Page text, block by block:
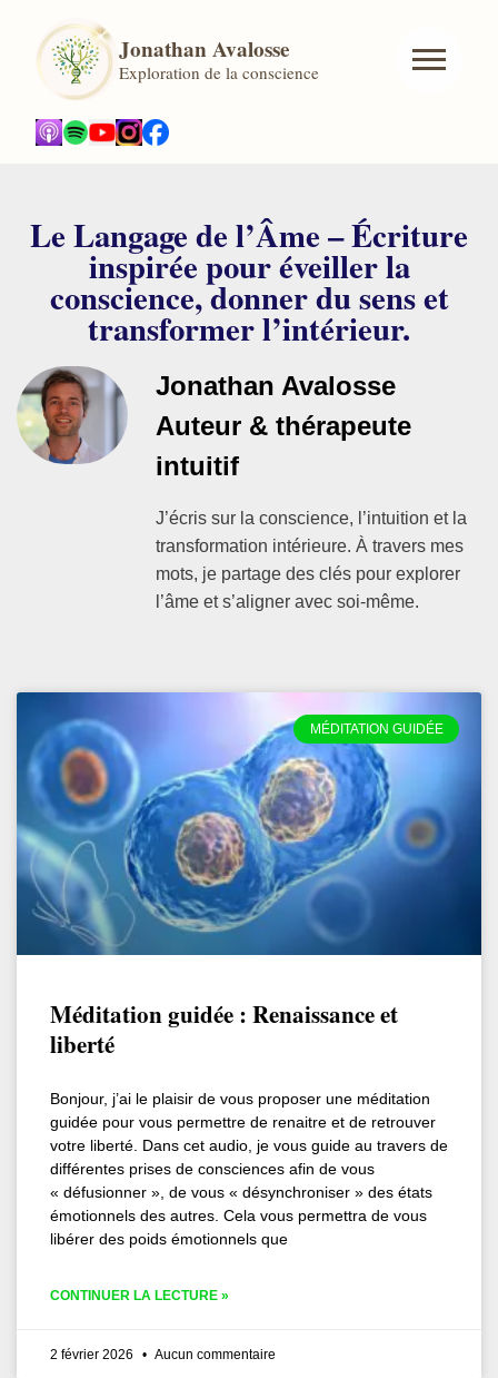
Jonathan Avalosse
Exploration de la conscience
Le Langage de l’Âme – Écriture
inspirée pour éveiller la
conscience, donner du sens et
transformer l’intérieur.
Jonathan Avalosse
Auteur & thérapeute
intuitif
J’écris sur la conscience, l’intuition et la
transformation intérieure. À travers mes
mots, je partage des clés pour explorer
l’âme et s’aligner avec soi-même.
MÉDITATION GUIDÉE
Méditation guidée : Renaissance et
liberté
Bonjour, j’ai le plaisir de vous proposer une méditation
guidée pour vous permettre de renaitre et de retrouver
votre liberté. Dans cet audio, je vous guide au travers de
différentes prises de consciences afin de vous
« défusionner », de vous « désynchroniser » des états
émotionnels des autres. Cela vous permettra de vous
libérer des poids émotionnels que
CONTINUER LA LECTURE »
2 février 2026 Aucun commentaire